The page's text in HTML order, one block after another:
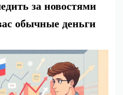
за новостями
обычные деньги